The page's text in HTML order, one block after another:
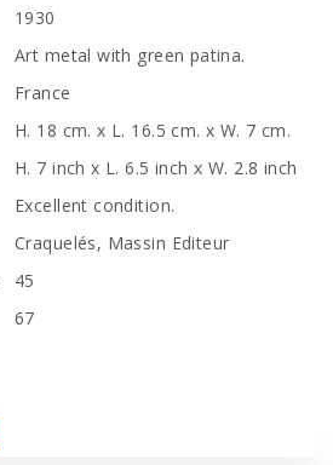
1930
Art metal with green patina.
France
H. 18 cm. x L. 16.5 cm. x W. 7 cm.
H. 7 inch x L. 6.5 inch x W. 2.8 inch
Excellent condition.
Craquelés, Massin Editeur
45
67